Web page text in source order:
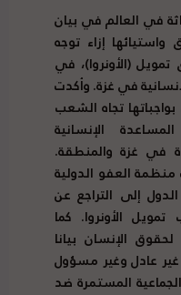
في العالم في بيان
إزاء توجه
تمويل (الأونروا)، في
في غزة.وأكدت
تجاه الشعب
الإنسانية
في غزة والمنطقة.
العفو الدولية
إلى التراجع عن
الأونروا. كما
لحقوق الإنسان بيانا
عادل وغير مسؤول
المستمرة ضد